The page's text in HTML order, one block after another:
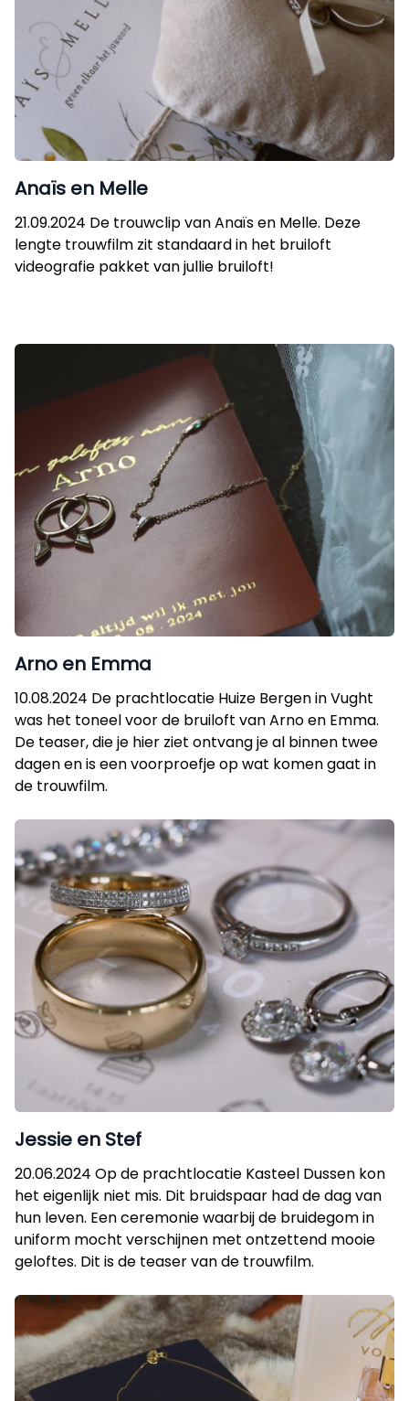
Anaïs en Melle
21.09.2024 De trouwclip van Anaïs en Melle. Deze
lengte trouwfilm zit standaard in het bruiloft
videografie pakket van jullie bruiloft!
Arno en Emma
10.08.2024 De prachtlocatie Huize Bergen in Vught
was het toneel voor de bruiloft van Arno en Emma.
De teaser, die je hier ziet ontvang je al binnen twee
dagen en is een voorproefje op wat komen gaat in
de trouwfilm.
Jessie en Stef
20.06.2024 Op de prachtlocatie Kasteel Dussen kon
het eigenlijk niet mis. Dit bruidspaar had de dag van
hun leven. Een ceremonie waarbij de bruidegom in
uniform mocht verschijnen met ontzettend mooie
geloftes. Dit is de teaser van de trouwfilm.